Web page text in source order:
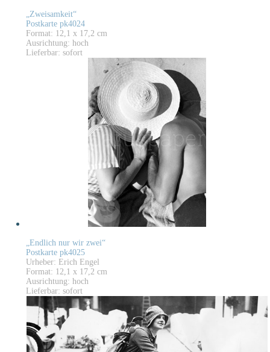
„Zweisamkeit“
Postkarte pk4024
Format: 12,1 x 17,2 cm
Ausrichtung: hoch
Lieferbar: sofort
„Endlich nur wir zwei“
Postkarte pk4025
Urheber: Erich Engel
Format: 12,1 x 17,2 cm
Ausrichtung: hoch
Lieferbar: sofort